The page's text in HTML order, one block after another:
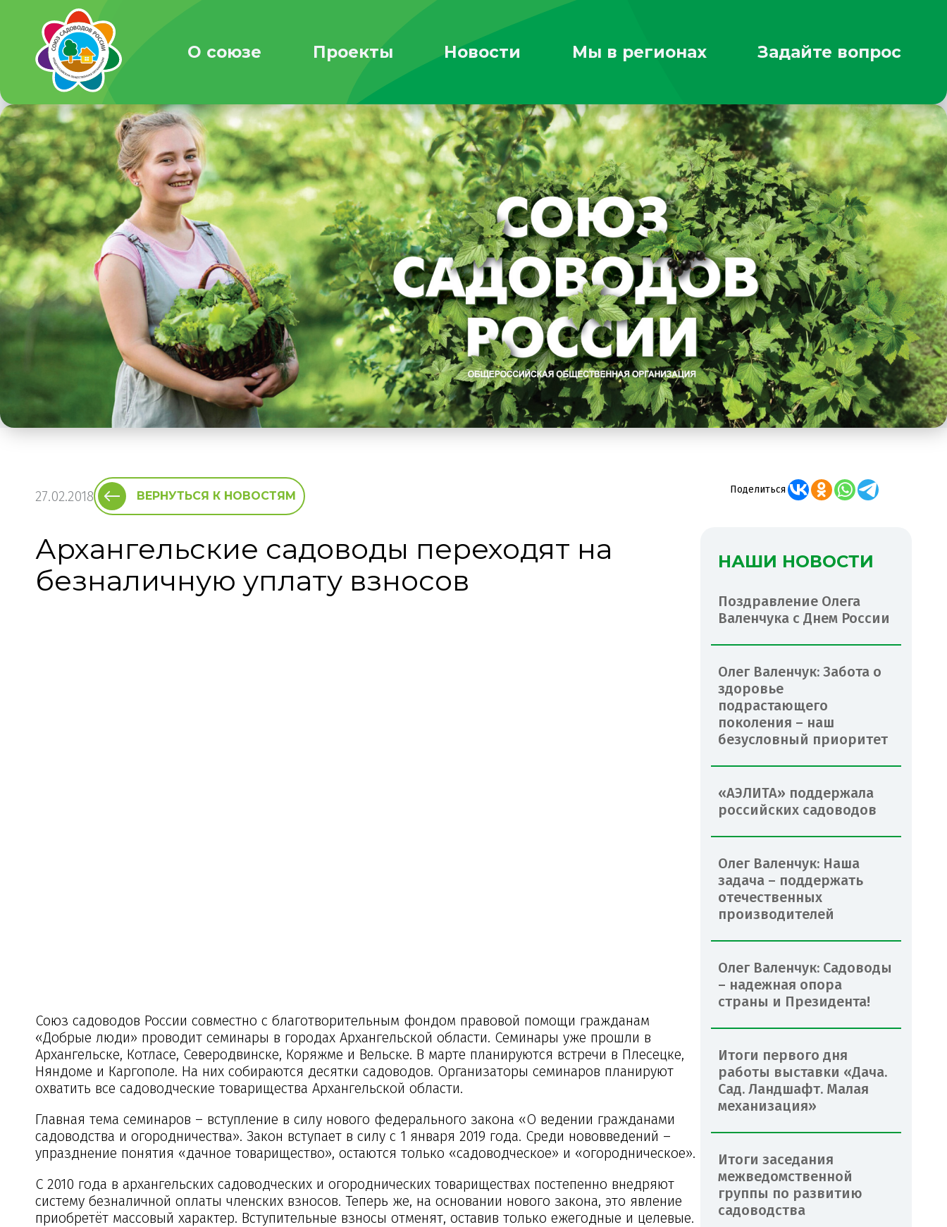
О союзе Проекты Новости Мы в регионах Задайте вопрос
27.02.2018 ВЕРНУТЬСЯ К НОВОСТЯМ
Архангельские садоводы переходят на
безналичную уплату взносов
Союз садоводов России совместно с благотворительным фондом правовой помощи гражданам
«Добрые люди» проводит семинары в городах Архангельской области. Семинары уже прошли в
Архангельске, Котласе, Северодвинске, Коряжме и Вельске. В марте планируются встречи в Плесецке,
Няндоме и Каргополе. На них собираются десятки садоводов. Организаторы семинаров планируют
охватить все садоводческие товарищества Архангельской области.
Главная тема семинаров – вступление в силу нового федерального закона «О ведении гражданами
садоводства и огородничества». Закон вступает в силу с 1 января 2019 года. Среди нововведений –
упразднение понятия «дачное товарищество», остаются только «садоводческое» и «огородническое».
С 2010 года в архангельских садоводческих и огороднических товариществах постепенно внедряют
систему безналичной оплаты членских взносов. Теперь же, на основании нового закона, это явление
приобретёт массовый характер. Вступительные взносы отменят, оставив только ежегодные и целевые.
Поделиться
НАШИ НОВОСТИ
Поздравление Олега
Валенчука с Днем России
Олег Валенчук: Забота о
здоровье
подрастающего
поколения – наш
безусловный приоритет
«АЭЛИТА» поддержала
российских садоводов
Олег Валенчук: Наша
задача – поддержать
отечественных
производителей
Олег Валенчук: Садоводы
– надежная опора
страны и Президента!
Итоги первого дня
работы выставки «Дача.
Сад. Ландшафт. Малая
механизация»
Итоги заседания
межведомственной
группы по развитию
садоводства